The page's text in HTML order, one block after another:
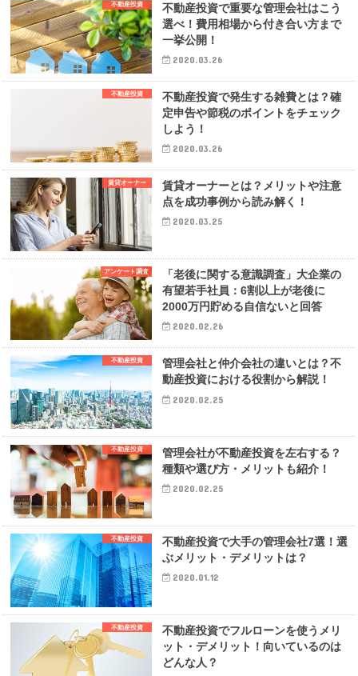
不動産投資
不動産投資で重要な管理会社はこう
選べ！費用相場から付き合い方まで
一挙公開！
2020.03.26
不動産投資
不動産投資で発生する雑費とは？確
定申告や節税のポイントをチェック
しよう！
2020.03.26
賃貸オーナー
賃貸オーナーとは？メリットや注意
点を成功事例から読み解く！
2020.03.25
アンケート調査
「老後に関する意識調査」大企業の
有望若手社員：6割以上が老後に
2000万円貯める自信ないと回答
2020.02.26
不動産投資
管理会社と仲介会社の違いとは？不
動産投資における役割から解説！
2020.02.25
不動産投資
管理会社が不動産投資を左右する？
種類や選び方・メリットも紹介！
2020.02.25
不動産投資
不動産投資で大手の管理会社7選！選
ぶメリット・デメリットは？
2020.01.12
不動産投資
不動産投資でフルローンを使うメリ
ット・デメリット！向いているのは
どんな人？